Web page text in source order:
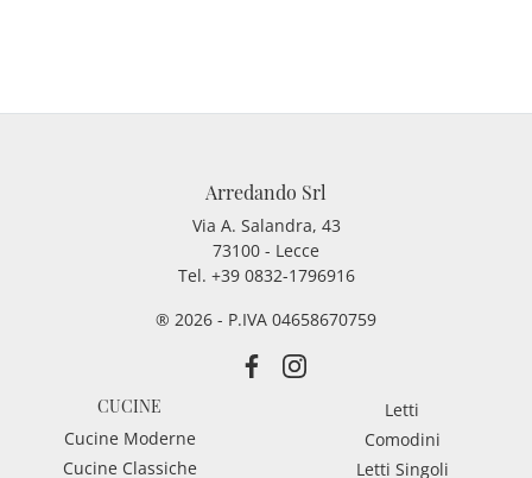
Arredando Srl
Via A. Salandra, 43
73100 - Lecce
Tel. +39 0832-1796916
® 2026 - P.IVA 04658670759
CUCINE
Cucine Moderne
Cucine Classiche
Letti
Comodini
Letti Singoli